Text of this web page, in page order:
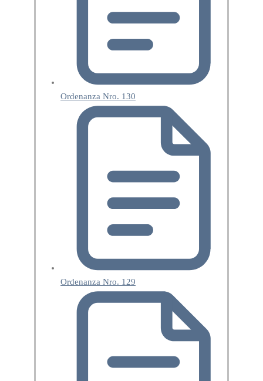
Ordenanza Nro. 130
Ordenanza Nro. 129